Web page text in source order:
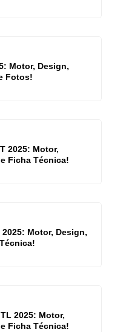
Motor, Design,
Fotos!
2025: Motor,
Ficha Técnica!
2025: Motor, Design,
2025: Motor,
Ficha Técnica!